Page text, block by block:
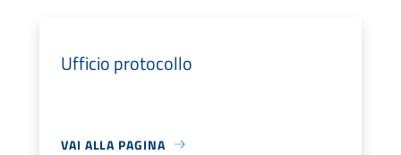
Ufficio protocollo
VAI ALLA PAGINA